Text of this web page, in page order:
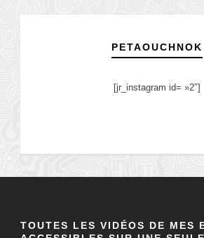
PETAOUCHNOK
[jr_instagram id= »2″]
TOUTES LES VIDÉOS DE MES